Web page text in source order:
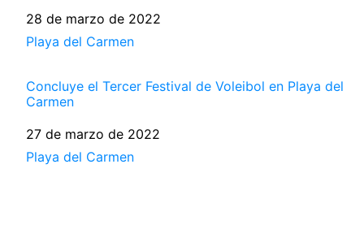
Fecha
28 de marzo de 2022
Respecto a
Playa del Carmen
Concluye el Tercer Festival de Voleibol en Playa del
Carmen
Fecha
27 de marzo de 2022
Respecto a
Playa del Carmen